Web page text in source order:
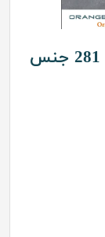
قطعه کنجی قاب 18×18 سانت کد 281 جنس